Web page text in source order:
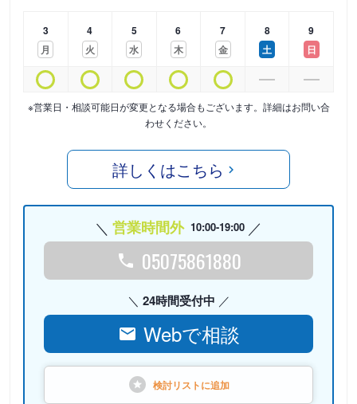
3
月
4
火
5
水
6
木
7
金
8
土
9
日
※営業日・相談可能日が変更となる場合もございます。詳細はお問い合
わせください。
詳しくはこちら
営業時間外 10:00-19:00
05075861880
24時間受付中
Webで相談
検討リストに追加